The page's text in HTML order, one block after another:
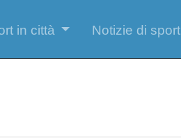
in città Notizie di sport